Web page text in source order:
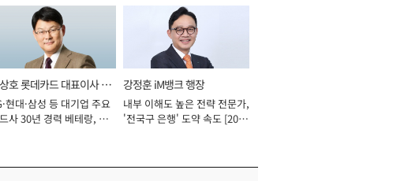
호 롯데카드 대표이사 사
현대·삼성 등 대기업 주요
사 30년 경력 베테랑, 신
강정훈 iM뱅크 행장
내부 이해도 높은 전략 전문가,
'전국구 은행' 도약 속도 [2026